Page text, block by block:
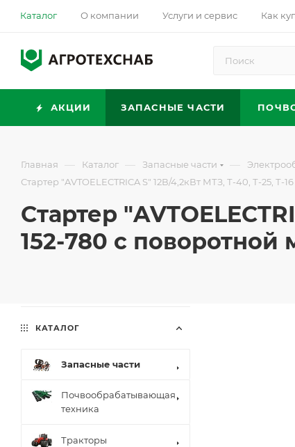
Каталог О компании Услуги и сервис Как
АКЦИИ ЗАПАСНЫЕ ЧАСТИ
Главная — Каталог — Запасные части —
Стартер "AVTOELECTRICA S" 12В/4,2кВт МТЗ, Т-40, Т-25, Т-
Стартер
152-780 с поворотной
КАТАЛОГ
Запасные части
Почвообрабатывающая
техника
Тракторы